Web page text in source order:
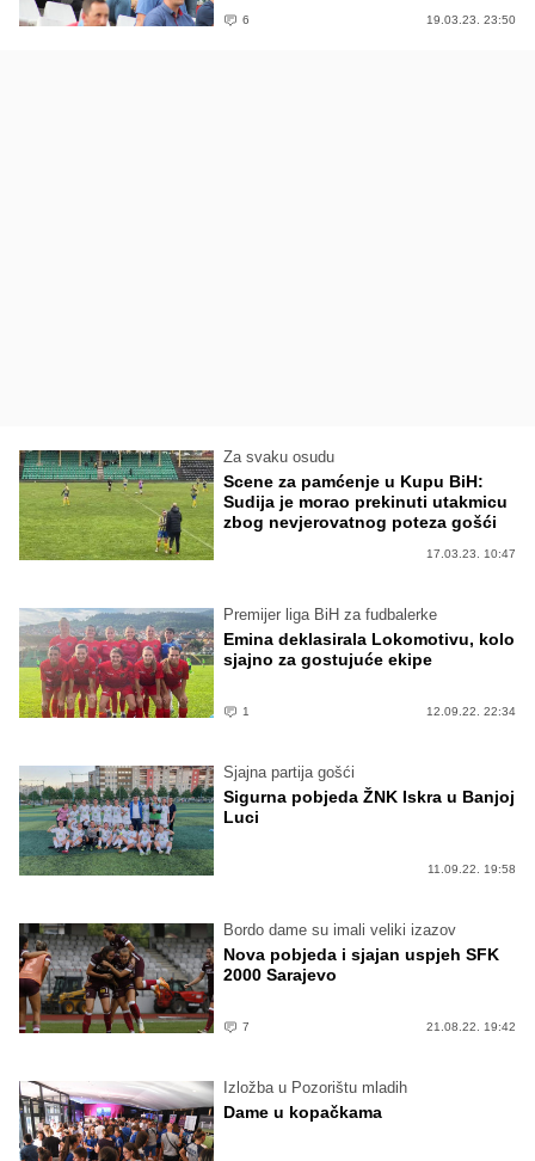
6 19.03.23. 23:50
Za svaku osudu
Scene za pamćenje u Kupu BiH:
Sudija je morao prekinuti utakmicu
zbog nevjerovatnog poteza gošći
17.03.23. 10:47
Premijer liga BiH za fudbalerke
Emina deklasirala Lokomotivu, kolo
sjajno za gostujuće ekipe
1 12.09.22. 22:34
Sjajna partija gošći
Sigurna pobjeda ŽNK Iskra u Banjoj
Luci
11.09.22. 19:58
Bordo dame su imali veliki izazov
Nova pobjeda i sjajan uspjeh SFK
2000 Sarajevo
7 21.08.22. 19:42
Izložba u Pozorištu mladih
Dame u kopačkama